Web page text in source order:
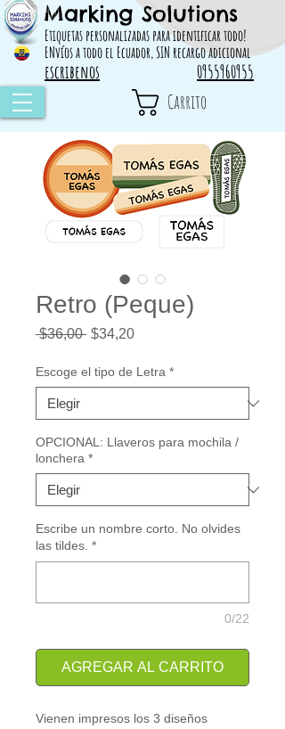
Marking Solutions
Etiquetas personalizadas para identificar todo!
ENvíos a todo el Ecuador, SIN recargo adicional
314828 498717
escribenos 0955960955
Carrito
Retro (Peque)
$36,00 Precio
$34,20Precio
oferta
Escoge el tipo de Letra *
OPCIONAL: Llaveros para mochila /
lonchera *
Escribe un nombre corto. No olvides
las tildes. *
0/22
AGREGAR AL CARRITO
Vienen impresos los 3 diseños